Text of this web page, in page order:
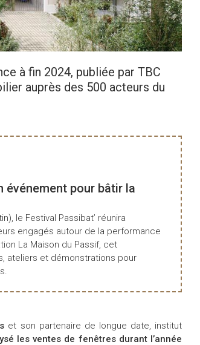
à fin 2024, publiée par TBC
auprès des 500 acteurs du
événement pour bâtir la
le Festival Passibat’ réunira
engagés autour de la performance
La Maison du Passif, cet
ateliers et démonstrations pour
et son partenaire de longue date, institut
les ventes de fenêtres durant l’année